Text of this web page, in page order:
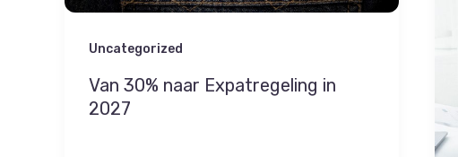
Uncategorized
Van 30% naar Expatregeling in
2027